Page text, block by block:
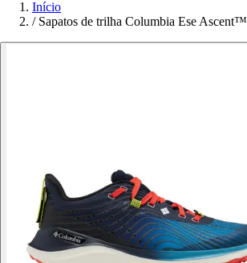
Início
/ Sapatos de trilha Columbia Ese Ascent™